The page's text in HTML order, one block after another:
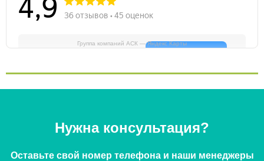
Группа компаний АСК — Яндекс Карты
Нужна консультация?
Оставьте свой номер телефона и наши менеджеры